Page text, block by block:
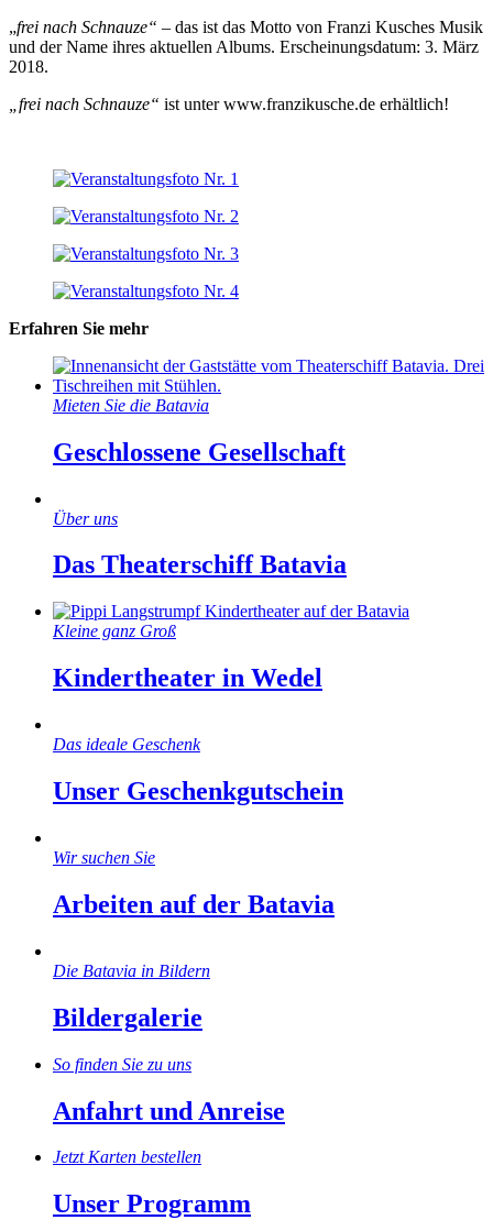
„frei nach Schnauze“ – das ist das Motto von Franzi Kusches Musik
und der Name ihres aktuellen Albums. Erscheinungsdatum: 3. März
2018.
„frei nach Schnauze“ ist unter www.franzikusche.de erhältlich!
Erfahren Sie mehr
Mieten Sie die Batavia
Geschlossene Gesellschaft
Über uns
Das Theaterschiff Batavia
Kleine ganz Groß
Kindertheater in Wedel
Das ideale Geschenk
Unser Geschenkgutschein
Wir suchen Sie
Arbeiten auf der Batavia
Die Batavia in Bildern
Bildergalerie
So finden Sie zu uns
Anfahrt und Anreise
Jetzt Karten bestellen
Unser Programm